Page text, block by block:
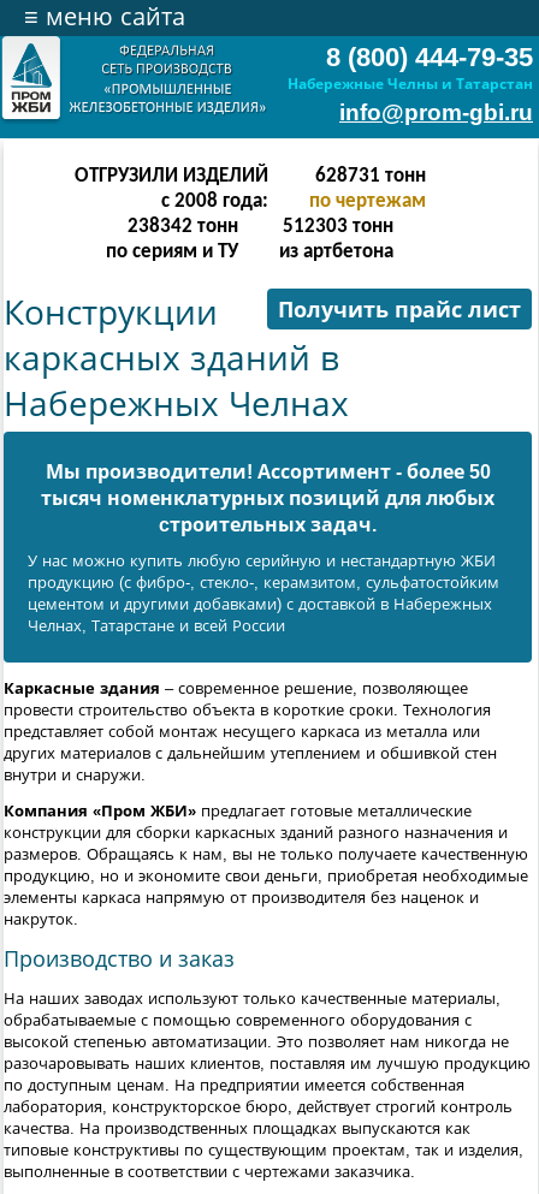
8 (800) 444-79-35
Набережные Челны и Татарстан
info@prom-gbi.ru
≡ меню сайта
ОТГРУЗИЛИ ИЗДЕЛИЙ
с 2008 года:
628731 тонн
по чертежам
238342 тонн
по сериям и ТУ
512303 тонн
из артбетона
Получить прайс лист
Конструкции
каркасных зданий в
Набережных Челнах
Мы производители! Ассортимент - более 50
тысяч номенклатурных позиций для любых
cтроительных задач.
У нас можно купить любую серийную и нестандартную ЖБИ
продукцию (с фибро-, стекло-, керамзитом, сульфатостойким
цементом и другими добавками) с доставкой в Набережных
Челнах, Татарстане и всей России
Каркасные здания – современное решение, позволяющее
провести строительство объекта в короткие сроки. Технология
представляет собой монтаж несущего каркаса из металла или
других материалов с дальнейшим утеплением и обшивкой стен
внутри и снаружи.
Компания «Пром ЖБИ» предлагает готовые металлические
конструкции для сборки каркасных зданий разного назначения и
размеров. Обращаясь к нам, вы не только получаете качественную
продукцию, но и экономите свои деньги, приобретая необходимые
элементы каркаса напрямую от производителя без наценок и
накруток.
Производство и заказ
На наших заводах используют только качественные материалы,
обрабатываемые с помощью современного оборудования с
высокой степенью автоматизации. Это позволяет нам никогда не
разочаровывать наших клиентов, поставляя им лучшую продукцию
по доступным ценам. На предприятии имеется собственная
лаборатория, конструкторское бюро, действует строгий контроль
качества. На производственных площадках выпускаются как
типовые конструктивы по существующим проектам, так и изделия,
выполненные в соответствии с чертежами заказчика.